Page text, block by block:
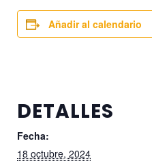
Añadir al calendario
DETALLES
Fecha:
18 octubre, 2024